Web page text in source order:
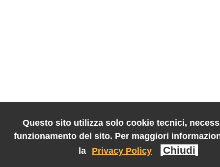
Questo sito utilizza solo cookie tecnici,
funzionamento del sito. Per maggiori
la
Privacy Policy Chiudi